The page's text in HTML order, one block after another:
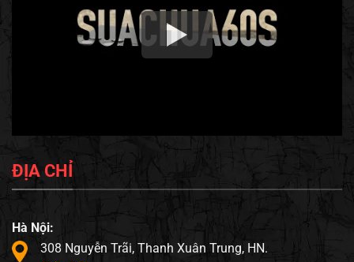
ĐỊA CHỈ
Hà Nội:
308 Nguyễn Trãi, Thanh Xuân Trung, HN.